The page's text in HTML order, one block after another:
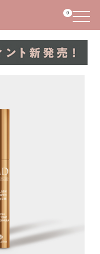
0 Menu